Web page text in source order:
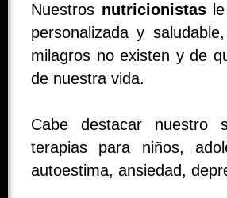
Nuestros nutricionistasle
personalizada y
milagros no existen y de
de nuestra vida.
Cabe destacar nuestro
terapias para niños,
autoestima, ansiedad,